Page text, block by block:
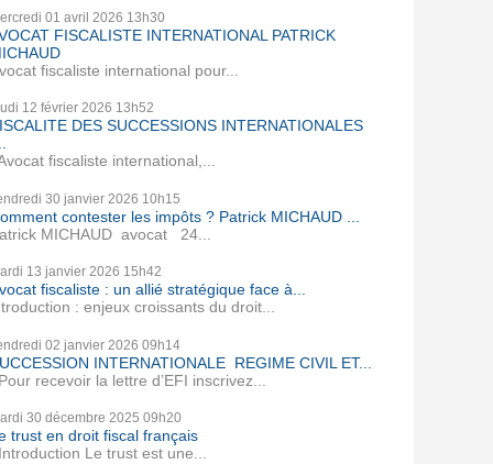
01 avril 2026 13h30
FISCALISTE INTERNATIONAL PATRICK
fiscaliste international pour...
12 février 2026 13h52
DES SUCCESSIONS INTERNATIONALES
fiscaliste international,...
30 janvier 2026 10h15
contester les impôts ? Patrick MICHAUD ...
MICHAUD avocat 24...
13 janvier 2026 15h42
fiscaliste : un allié stratégique face à...
: enjeux croissants du droit...
02 janvier 2026 09h14
INTERNATIONALE REGIME CIVIL ET...
recevoir la lettre d’EFI inscrivez...
30 décembre 2025 09h20
trust en droit fiscal français
Le trust est une...